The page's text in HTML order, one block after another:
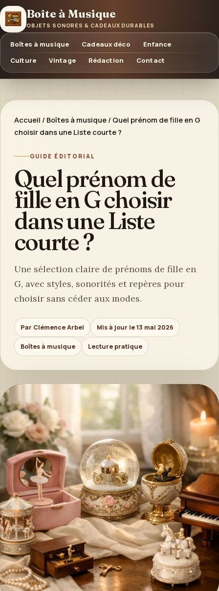
Boîte à Musique
OBJETS SONORES & CADEAUX DURABLES
Boîtes à musique Cadeaux déco
Enfance
Culture
Vintage Rédaction Contact
Accueil / Boîtes à musique / Quel prénom de fille en G
choisir dans une Liste courte ?
GUIDE ÉDITORIAL
Quel prénom de
fille en G choisir
dans une Liste
courte ?
Une sélection claire de prénoms de fille en
G, avec styles, sonorités et repères pour
choisir sans céder aux modes.
Par Clémence Arbel Mis à jour le 13 mai 2026
Boîtes à musique Lecture pratique